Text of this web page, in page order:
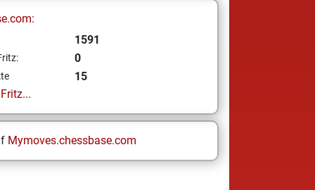
1591
0
15
Mymoves.chessbase.com